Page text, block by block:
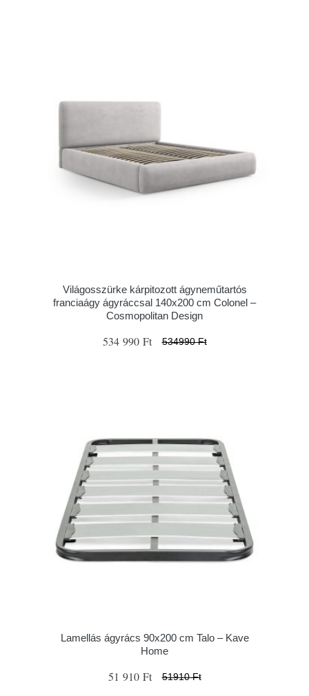
Világosszürke kárpitozott ágyneműtartós
franciaágy ágyráccsal 140x200 cm Colonel –
Cosmopolitan Design
534 990 Ft 534990 Ft
Lamellás ágyrács 90x200 cm Talo – Kave
Home
51 910 Ft 51910 Ft